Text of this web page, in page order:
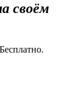
своём